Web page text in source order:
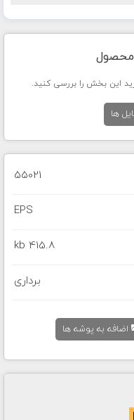
محصول
این بخش را بررسی کنید.
ها
55021
EPS
415.8 kb
برداری
اضافه به پوشه ها